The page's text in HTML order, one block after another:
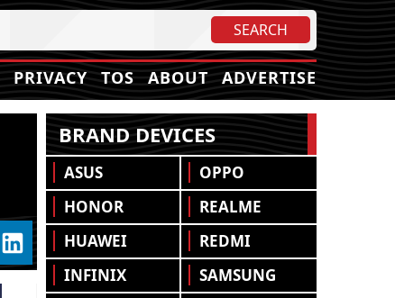
PRIVACY TOS ABOUT ADVERTISE
BRAND DEVICES
ASUS
HONOR
HUAWEI
INFINIX
OPPO
REALME
REDMI
SAMSUNG